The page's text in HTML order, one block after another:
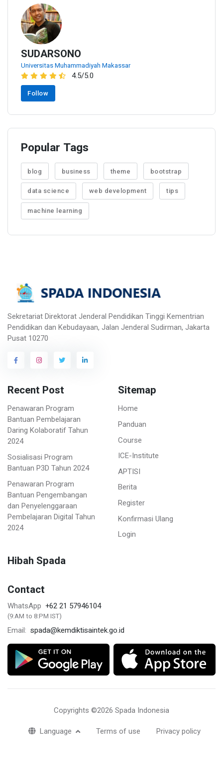
SUDARSONO
Universitas Muhammadiyah Makassar
4.5/5.0
Follow
Popular Tags
blog business theme bootstrap
data science web development tips
machine learning
Sekretariat Direktorat Jenderal Pendidikan Tinggi Kementrian
Pendidikan dan Kebudayaan, Jalan Jenderal Sudirman, Jakarta
Pusat 10270
Recent Post
Penawaran Program
Bantuan Pembelajaran
Daring Kolaboratif Tahun
2024
Sosialisasi Program
Bantuan P3D Tahun 2024
Penawaran Program
Bantuan Pengembangan
dan Penyelenggaraan
Pembelajaran Digital Tahun
2024
Sitemap
Home
Panduan
Course
ICE-Institute
APTISI
Berita
Register
Konfirmasi Ulang
Login
Hibah Spada
Contact
WhatsApp +62 21 57946104
(9:AM to 8:PM IST)
Email: spada@kemdiktisaintek.go.id
Copyrights ©2026 Spada Indonesia
Language Terms of use Privacy policy